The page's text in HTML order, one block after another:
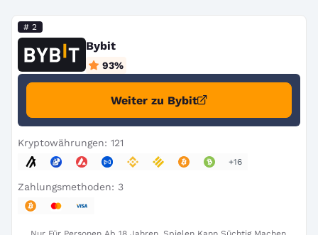
# 2
Bybit
93%
Weiter zu Bybit
Kryptowährungen: 121
+16
Zahlungsmethoden: 3